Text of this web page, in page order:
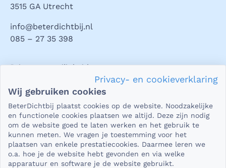
3515 GA Utrecht
info@beterdichtbij.nl
085 – 27 35 398
Privacy en veiligheid
Als het gaat om je gezondheid, dan is het natuurlijk heel
kunt stellen. En dat je er zeker van bent dat wat je deelt,
niet in verkeerde handen valt. Daar kun je op rekenen bij
BeterDichtbij.
Lees verder
Privacy- en cookieverklaring
Wij gebruiken cookies
BeterDichtbij plaatst cookies op de website. Noodzakelijke
en functionele cookies plaatsen we altijd. Deze zijn nodig
om de website goed te laten werken en het gebruik te
kunnen meten. We vragen je toestemming voor het
plaatsen van enkele prestatiecookies. Daarmee leren we
o.a. hoe je de website hebt gevonden en via welke
apparatuur en software je de website gebruikt.